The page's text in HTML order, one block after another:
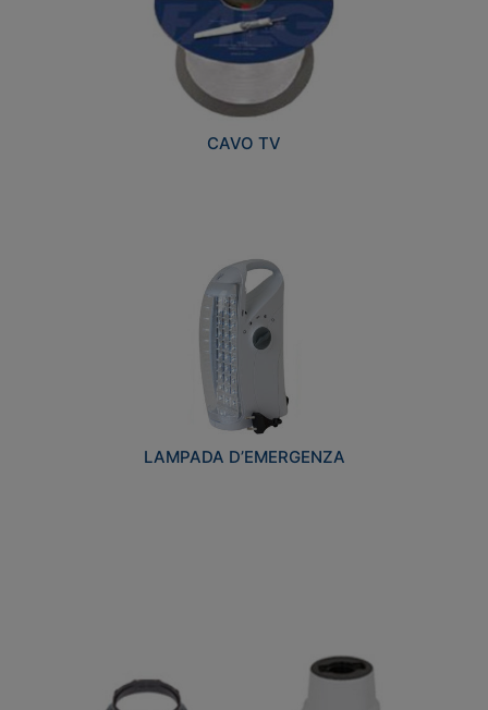
CAVO TV
LAMPADA D’EMERGENZA